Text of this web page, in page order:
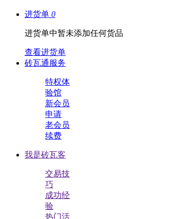
进货单 0
进货单中暂未添加任何货品
查看进货单
砖瓦通服务
特权体
验馆
新会员
申请
老会员
续费
我是砖瓦客
交易技
巧
成功经
验
热门活